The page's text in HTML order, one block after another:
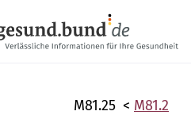
M81.2
M81.25